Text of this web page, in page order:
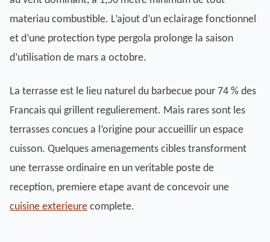
materiau combustible. L’ajout d’un eclairage fonctionnel
et d’une protection type pergola prolonge la saison
d’utilisation de mars a octobre.
La terrasse est le lieu naturel du barbecue pour 74 % des
Francais qui grillent regulierement. Mais rares sont les
terrasses concues a l’origine pour accueillir un espace
cuisson. Quelques amenagements cibles transforment
une terrasse ordinaire en un veritable poste de
reception, premiere etape avant de concevoir une
cuisine exterieure complete.